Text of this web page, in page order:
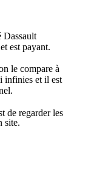
Dassault
est payant.
le compare à
infinies et il est
de regarderles
site.